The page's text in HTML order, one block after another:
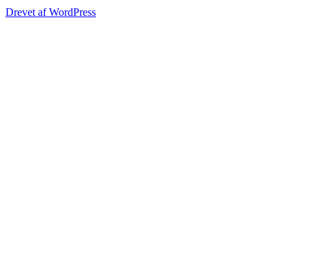
Drevet af WordPress